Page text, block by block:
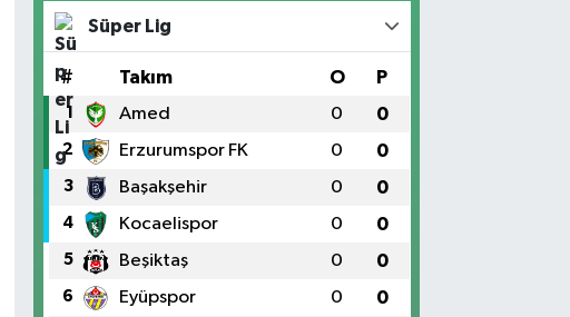
Süper Lig
# Takım O P
1 Amed 0 0
2 Erzurumspor FK 0 0
3 Başakşehir 0 0
4 Kocaelispor 0 0
5 Beşiktaş 0 0
6 Eyüpspor 0 0